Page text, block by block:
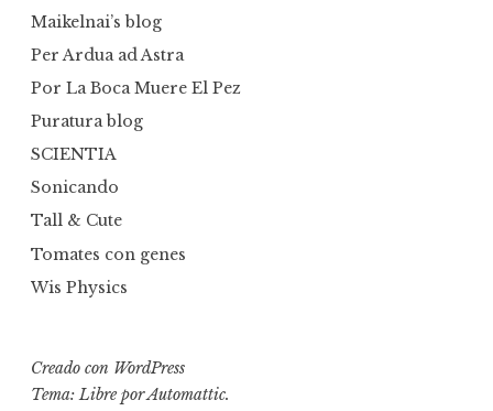
Maikelnai’s blog
Per Ardua ad Astra
Por La Boca Muere El Pez
Puratura blog
SCIENTIA
Sonicando
Tall & Cute
Tomates con genes
Wis Physics
Creado con WordPress
Tema: Libre porAutomattic.